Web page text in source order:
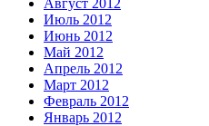
Июль 2012
Июнь 2012
Май 2012
Апрель 2012
Март 2012
Февраль 2012
Январь 2012